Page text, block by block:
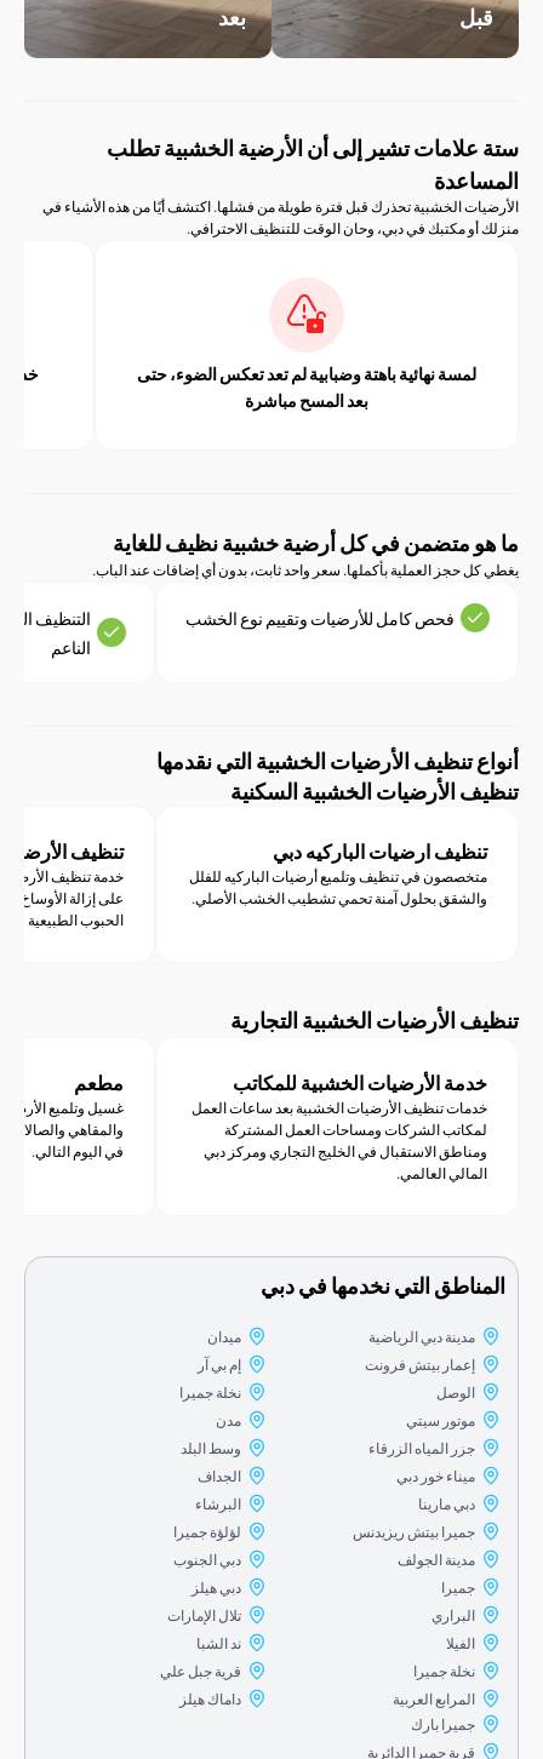
بعد
تشير إلى أن الأرضية الخشبية تطلب
الخشبية تحذرك قبل فترة طويلة من فشلها. اكتشف أيًا من هذه الأشياء في
مكتبك في دبي، وحان الوقت للتنظيف الاحترافي.
لمسة نهائية باهتة وضبابية لم تعد تعكس الضوء، حتى
بعد المسح مباشرة
خدوش مرئية،
متضمن في كل أرضية خشبية نظيف للغاية
حجز العملية بأكملها. سعر واحد ثابت، بدون أي إضافات عند الباب.
فحص كامل للأرضيات وتقييم نوع الخشب
التنظيف الجاف للرمل
الناعم
تنظيف الأرضيات الخشبية التي نقدمها
الأرضيات الخشبية السكنية
ارضيات الباركيه دبي
في تنظيف وتلميع أرضيات الباركيه للفلل
بحلول آمنة تحمي تشطيب الخشب الأصلي.
تنظيف الأرضيات الصلبة
خدمة تنظيف الأرضيات الصلبة
على إزالة الأوساخ العميقة
الحبوب الطبيعية في ألواح
الأرضيات الخشبية التجارية
الأرضيات الخشبية للمكاتب
تنظيف الأرضيات الخشبية بعد ساعات العمل
الشركات ومساحات العمل المشتركة
الاستقبال في الخليج التجاري ومركز دبي
العالمي.
غسيل وتلميع الأرضيات
والمقاهي والصالات، مع إنجاز
في اليوم التالي.
التي نخدمها في دبي
مدينة دبي الرياضية
إعمار بيتش فرونت
موتور سيتي
جزر المياه الزرقاء
ميناء خور دبي
دبي مارينا
جميرا بيتش ريزيدنس
مدينة الجولف
نخلة جميرا
المرابع العربية
نخلة جميرا
وسط البلد
البرشاء
لؤلؤة جميرا
دبي الجنوب
دبي هيلز
تلال الإمارات
قرية جبل علي
داماك هيلز
جميرا بارك
قرية جميرا الدائرية